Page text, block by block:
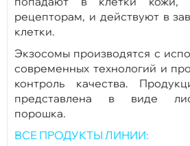
рецепторам, и действуют в
клетки.
Экзосомы производятся с
современных технологий и
контроль качества.
представлена в виде
порошка.
ВСЕ ПРОДУКТЫ ЛИНИИ: